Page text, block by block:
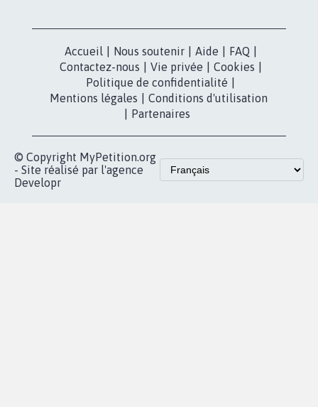
Accueil Nous soutenir Aide FAQ
Contactez-nous
Vie privée Cookies
Politique de confidentialité
Mentions légales
Conditions d'utilisation
Partenaires
© Copyright MyPetition.org
- Site réalisé par l'agence
Developr